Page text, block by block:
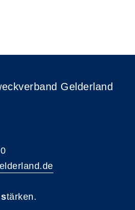
Gelderland
stärken.